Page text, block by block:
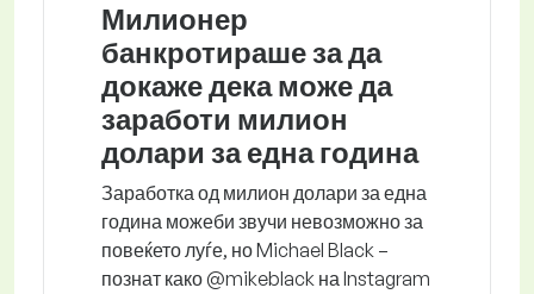
Милионер
банкротираше за да
докаже дека може да
заработи милион
долари за една година
Заработка од милион долари за една
година можеби звучи невозможно за
повеќето луѓе, но Michael Black –
познат како @mikeblack на Instagram